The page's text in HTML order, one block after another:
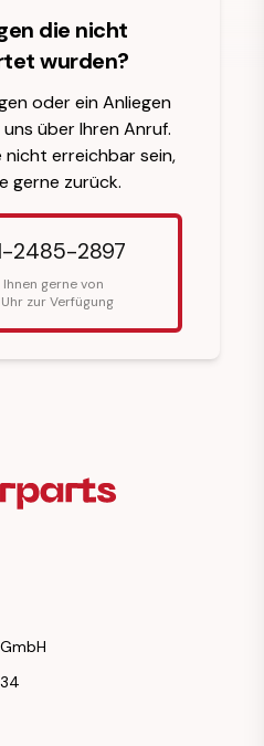
die nicht
wurden?
oder ein Anliegen
über Ihren Anruf.
nicht erreichbar sein,
gerne zurück.
2485-2897
gerne von
zur Verfügung